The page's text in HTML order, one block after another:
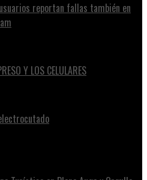
reportan fallas también en
Y LOS CELULARES